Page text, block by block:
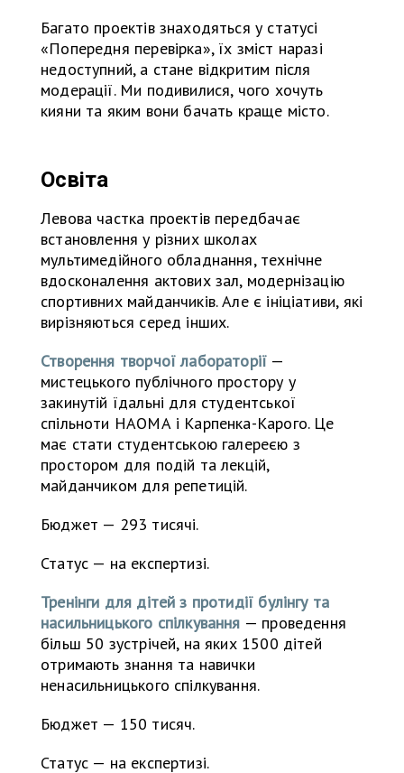
Багато проектів знаходяться у статусі
«Попередня перевірка», їх зміст наразі
недоступний, а стане відкритим після
модерації. Ми подивилися, чого хочуть
кияни та яким вони бачать краще місто.
Освіта
Левова частка проектів передбачає
встановлення у різних школах
мультимедійного обладнання, технічне
вдосконалення актових зал, модернізацію
спортивних майданчиків. Але є ініціативи, які
вирізняються серед інших.
Створення творчої лабораторії —
мистецького публічного простору у
закинутій їдальні для студентської
спільноти НАОМА і Карпенка-Карого. Це
має стати студентською галереєю з
простором для подій та лекцій,
майданчиком для репетицій.
Бюджет — 293 тисячі.
Статус — на експертизі.
Тренінги для дітей з протидії булінгу та
насильницького спілкування — проведення
більш 50 зустрічей, на яких 1500 дітей
отримають знання та навички
ненасильницького спілкування.
Бюджет — 150 тисяч.
Статус — на експертизі.